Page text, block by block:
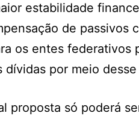
estabilidade
de passivos
os entes federativos
dívidas por meio
proposta só poderá